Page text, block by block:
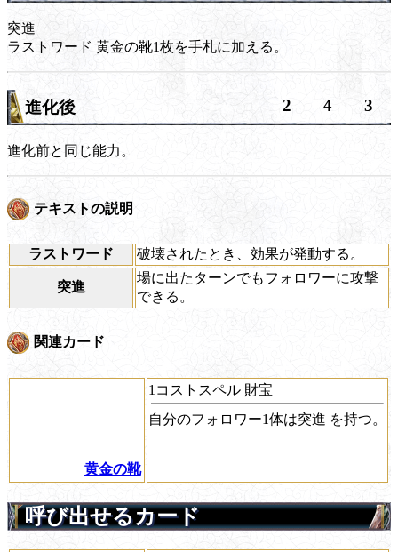
突進
ラストワード 黄金の靴1枚を手札に加える。
進化後 2 4 3
進化前と同じ能力。
テキストの説明
ラストワード 破壊されたとき、効果が発動する。
突進
場に出たターンでもフォロワーに攻撃
できる。
関連カード
黄金の靴
1コストスペル 財宝
自分のフォロワー1体は突進 を持つ。
呼び出せるカード